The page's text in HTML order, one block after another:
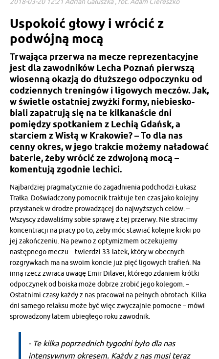
Uspokoić głowy i wrócić z
podwójną mocą
Trwająca przerwa na mecze reprezentacyjne
jest dla zawodników Lecha Poznań pierwszą
wiosenną okazją do dłuższego odpoczynku od
codziennych treningów i ligowych meczów. Jak,
w świetle ostatniej zwyżki formy, niebiesko-
biali zapatrują się na te kilkanaście dni
pomiędzy spotkaniem z Lechią Gdańsk, a
starciem z Wisłą w Krakowie? – To dla nas
cenny okres, w jego trakcie możemy naładować
baterie, żeby wrócić ze zdwojoną mocą –
komentują zgodnie lechici.
Najbardziej pragmatycznie do zagadnienia podchodzi Łukasz
Trałka. Doświadczony pomocnik traktuje ten czas jako kolejny
przystanek w drodze prowadzącej do najwyższych celów. –
Wszyscy zdawaliśmy sobie sprawę z tej przerwy. Nie stracimy
koncentracji na pracy po to, żeby móc stawiać kolejne kroki po
jej zakończeniu. Na pewno z optymizmem oczekujemy
następnego meczu – twierdzi 33-latek, który w obecnych
rozgrywkach ma na swoim koncie już pięć ligowych trafień. Na
inną rzecz zwraca uwagę Emir Dilaver, którego zdaniem krótki
odpoczynek od boiska może dobrze zrobić jego kolegom. –
Ostatnimi czasy każdy z nas pracował na pełnych obrotach. Kilka
dni samego relaksu może być więc zwyczajnie pomocne – mówi
sprowadzony latem ubiegłego roku zawodnik.
- Te kilka poprzednich tygodni było dla nas
intensywnym okresem. Każdy z nas musi teraz